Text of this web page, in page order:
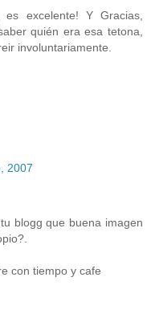
excelente! Y Gracias,
quién era esa tetona,
involuntariamente.
2007
blogg que buena imagen
con tiempo y cafe